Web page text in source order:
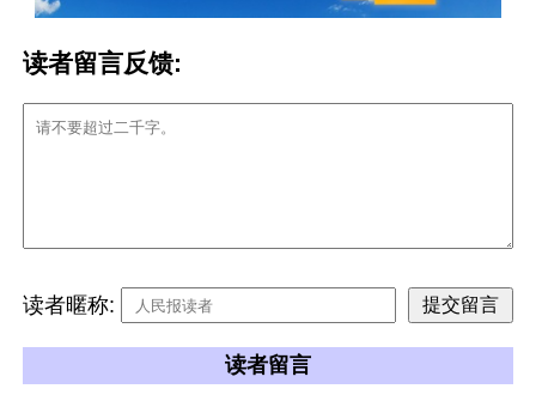
读者留言反馈:
读者暱称:
读者留言